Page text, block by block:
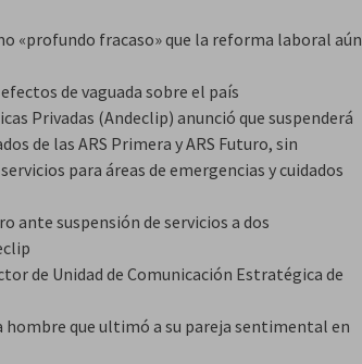
«profundo fracaso» que la reforma laboral aún
de vaguada sobre el país
Privadas (Andeclip) anunció que suspenderá
de las ARS Primera y ARS Futuro, sin
para áreas de emergencias y cuidados
ante suspensión de servicios a dos
de Unidad de Comunicación Estratégica de
hombre que ultimó a su pareja sentimental en